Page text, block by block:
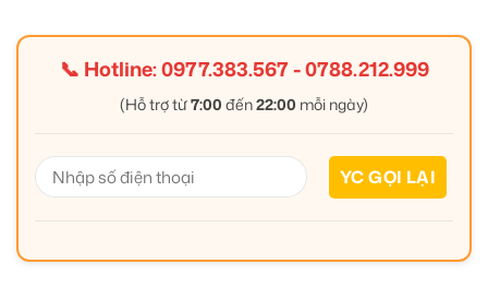
📞 Hotline:0977.383.567-0788.212.999
(Hỗ trợ từ7:00 đến22:00 mỗi ngày)